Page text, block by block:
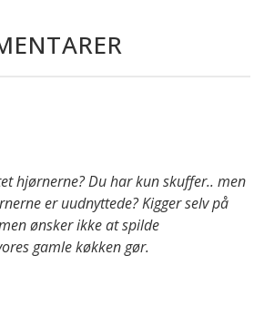
hjørnerne? Du har kun skuffer.. men
er uudnyttede? Kigger selv på
ønsker ikke at spilde
gamle køkken gør.